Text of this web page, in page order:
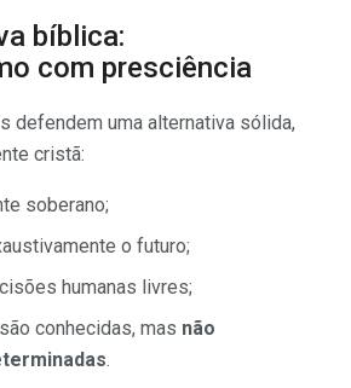
bíblica:
com presciência
defendem uma alternativa sólida,
cristã:
soberano;
o futuro;
humanas livres;
conhecidas, mas não
.